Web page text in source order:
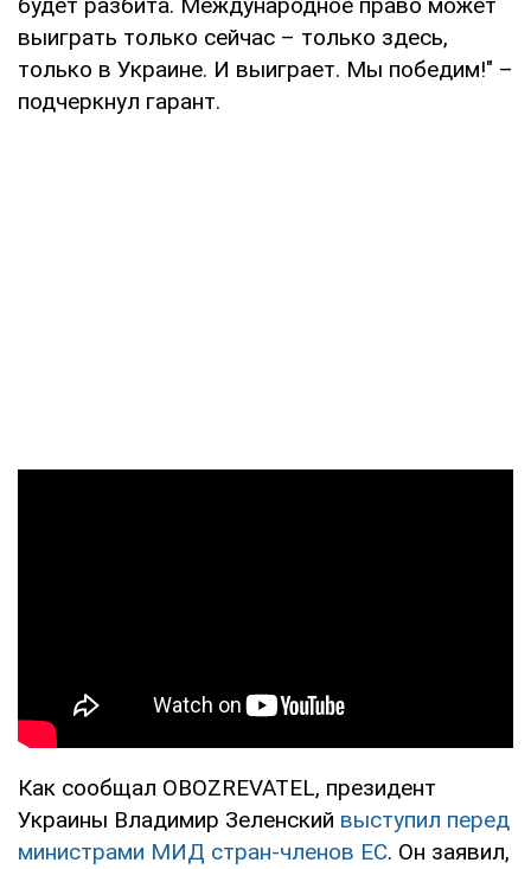
выиграть только сейчас – только здесь,
только в Украине. И выиграет. Мы победим!" –
подчеркнул гарант.
Как сообщал OBOZREVATEL, президент
Украины Владимир Зеленский выступил перед
министрами МИД стран-членов ЕС. Он заявил,